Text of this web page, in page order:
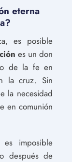
eterna
es posible
es un don
de la fe en
la cruz. Sin
la necesidad
en comunión
imposible
después de